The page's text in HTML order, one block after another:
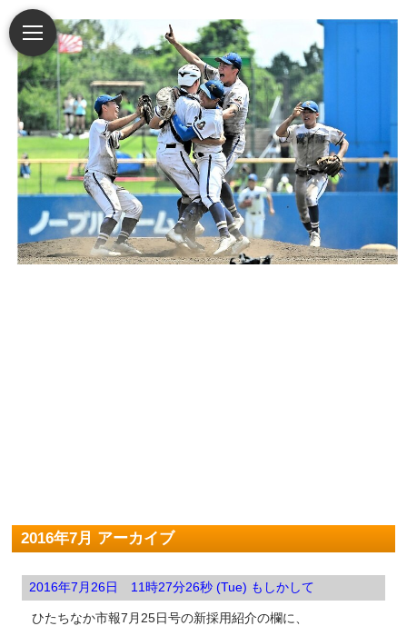
2016年7月 アーカイブ
2016年7月26日 11時27分26秒 (Tue) もしかして
ひたちなか市報7月25日号の新採用紹介の欄に、